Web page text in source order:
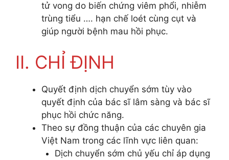
tử vong do biến chứng viêm phổi, nhiễm
trùng tiểu …. hạn chế loét cùng cụt và
giúp người bệnh mau hồi phục.
II. CHỈ ĐỊNH
Quyết định dịch chuyển sớm tùy vào
quyết định của bác sĩ lâm sàng và bác sĩ
phục hồi chức năng.
Theo sự đồng thuận của các chuyên gia
Việt Nam trong các lĩnh vực liên quan:
Dịch chuyển sớm chủ yếu chỉ áp dụng